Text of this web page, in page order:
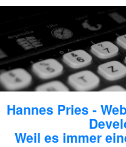
Hannes Pries -
Weil es immer